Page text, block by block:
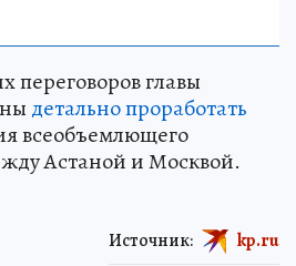
переговоров главы
детально проработать
всеобъемлющего
Астаной и Москвой.
Источник: kp.ru